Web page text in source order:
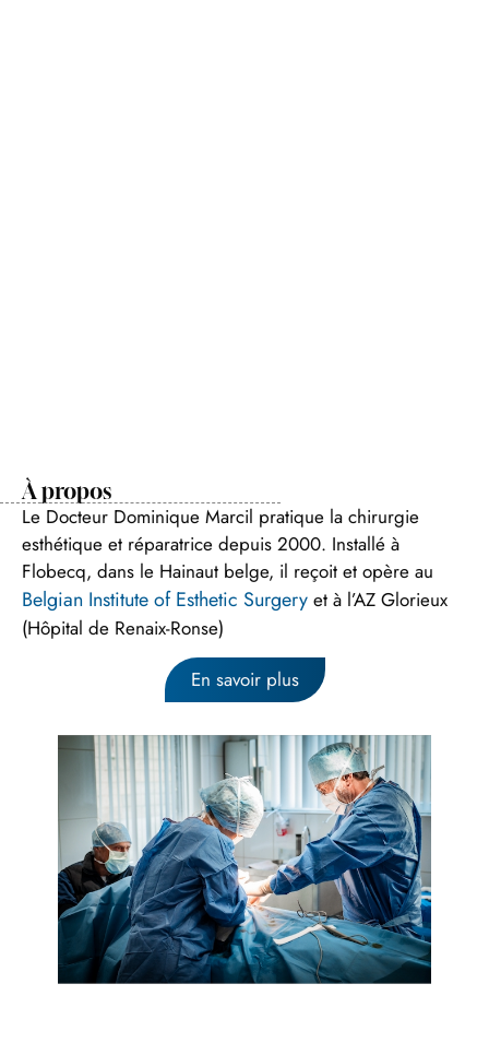
À propos
Le Docteur Dominique Marcil pratique la chirurgie
esthétique et réparatrice depuis 2000. Installé à
Flobecq, dans le Hainaut belge, il reçoit et opère au
Belgian Institute of Esthetic Surgery et à l’AZ Glorieux
(Hôpital de Renaix-Ronse)
En savoir plus